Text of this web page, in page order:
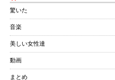
驚いた
音楽
美しい女性達
動画
まとめ